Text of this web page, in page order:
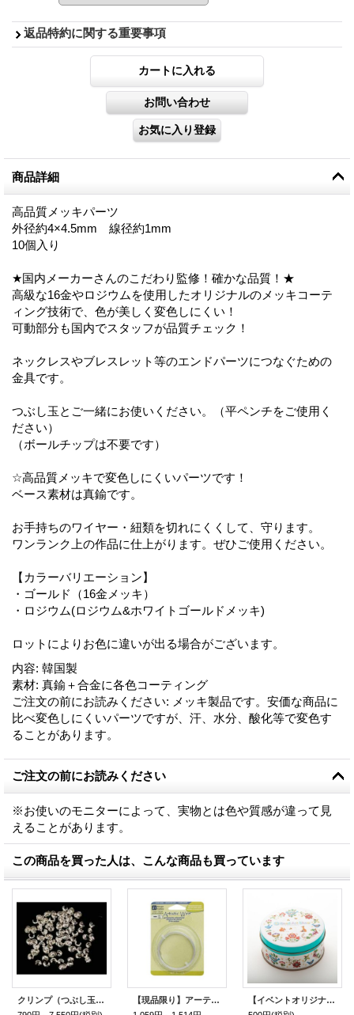
返品特約に関する重要事項
商品詳細
高品質メッキパーツ
外径約4×4.5mm 線径約1mm
10個入り
★国内メーカーさんのこだわり監修！確かな品質！★
高級な16金やロジウムを使用したオリジナルのメッキコーテ
ィング技術で、色が美しく変色しにくい！
可動部分も国内でスタッフが品質チェック！
ネックレスやブレスレット等のエンドパーツにつなぐための
金具です。
つぶし玉とご一緒にお使いください。（平ペンチをご使用く
ださい）
（ボールチップは不要です）
☆高品質メッキで変色しにくいパーツです！
ベース素材は真鍮です。
お手持ちのワイヤー・紐類を切れにくくして、守ります。
ワンランク上の作品に仕上がります。ぜひご使用ください。
【カラーバリエーション】
・ゴールド（16金メッキ）
・ロジウム(ロジウム&ホワイトゴールドメッキ)
ロットによりお色に違いが出る場合がございます。
内容: 韓国製
素材: 真鍮＋合金に各色コーティング
ご注文の前にお読みください: メッキ製品です。安価な商品に
比べ変色しにくいパーツですが、汗、水分、酸化等で変色す
ることがあります。
ご注文の前にお読みください
※お使いのモニターによって、実物とは色や質感が違って見
えることがあります。
この商品を買った人は、こんな商品も買っています
クリンプ（つぶし玉）カバー 3mm(3.2mm) スターリングシルバー
【現品限り】アーティスティックワイヤー・フラットNTシルバー #21 （幅3mm / 5mm）
【イベントオリジナル商品！】Bead Art Showオリジナル ミニゴーフル缶【再入荷】